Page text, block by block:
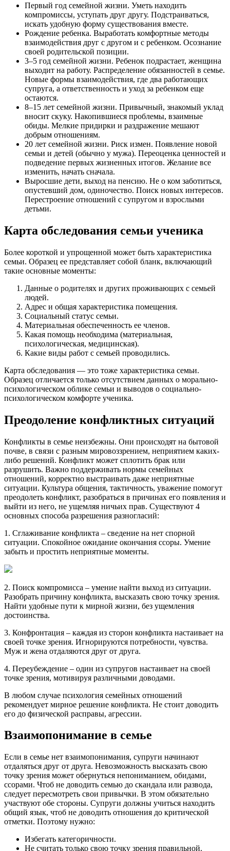
Первый год семейной жизни. Уметь находить
компромиссы, уступать друг другу. Подстраиваться,
искать удобную форму существования вместе.
Рождение ребенка. Выработать комфортные методы
взаимодействия друг с другом и с ребенком. Осознание
своей родительской позиции.
3–5 год семейной жизни. Ребенок подрастает, женщина
выходит на работу. Распределение обязанностей в семье.
Новые формы взаимодействия, где два работающих
супруга, а ответственность и уход за ребенком еще
остаются.
8–15 лет семейной жизни. Привычный, знакомый уклад
вносит скуку. Накопившиеся проблемы, взаимные
обиды. Мелкие придирки и раздражение мешают
добрым отношениям.
20 лет семейной жизни. Риск измен. Появление новой
семьи и детей (обычно у мужа). Переоценка ценностей и
подведение первых жизненных итогов. Желание все
изменить, начать сначала.
Выросшие дети, выход на пенсию. Не о ком заботиться,
опустевший дом, одиночество. Поиск новых интересов.
Перестроение отношений с супругом и взрослыми
детьми.
Карта обследования семьи ученика
Более короткой и упрощенной может быть характеристика
семьи. Образец ее представляет собой бланк, включающий
такие основные моменты:
Данные о родителях и других проживающих с семьей
людей.
Адрес и общая характеристика помещения.
Социальный статус семьи.
Материальная обеспеченность ее членов.
Какая помощь необходима (материальная,
психологическая, медицинская).
Какие виды работ с семьей проводились.
Карта обследования — это тоже характеристика семьи.
Образец отличается только отсутствием данных о морально-
психологическом облике семьи и выводов о социально-
психологическом комфорте ученика.
Преодоление конфликтных ситуаций
Конфликты в семье неизбежны. Они происходят на бытовой
почве, в связи с разным мировоззрением, неприятием каких-
либо решений. Конфликт может сплотить брак или
разрушить. Важно поддерживать нормы семейных
отношений, корректно выстраивать даже неприятные
ситуации. Культура общения, тактичность, уважение помогут
преодолеть конфликт, разобраться в причинах его появления и
выйти из него, не ущемляя ничьих прав. Существуют 4
основных способа разрешения разногласий:
1. Сглаживание конфликта – сведение на нет спорной
ситуации. Спокойное ожидание окончания ссоры. Умение
забыть и простить неприятные моменты.
2. Поиск компромисса – умение найти выход из ситуации.
Разобрать причину конфликта, высказать свою точку зрения.
Найти удобные пути к мирной жизни, без ущемления
достоинства.
3. Конфронтация – каждая из сторон конфликта настаивает на
своей точке зрения. Игнорируются потребности, чувства.
Муж и жена отдаляются друг от друга.
4. Переубеждение – один из супругов настаивает на своей
точке зрения, мотивируя различными доводами.
В любом случае психология семейных отношений
рекомендует мирное решение конфликта. Не стоит доводить
его до физической расправы, агрессии.
Взаимопонимание в семье
Если в семье нет взаимопонимания, супруги начинают
отдаляться друг от друга. Невозможность высказать свою
точку зрения может обернуться непониманием, обидами,
ссорами. Чтоб не доводить семью до скандала или развода,
следует пересмотреть свои привычки. В этом обязательно
участвуют обе стороны. Супруги должны учиться находить
общий язык, чтоб не доводить отношения до критической
отметки. Поэтому нужно:
Избегать категоричности.
Не считать только свою точку зрения правильной.